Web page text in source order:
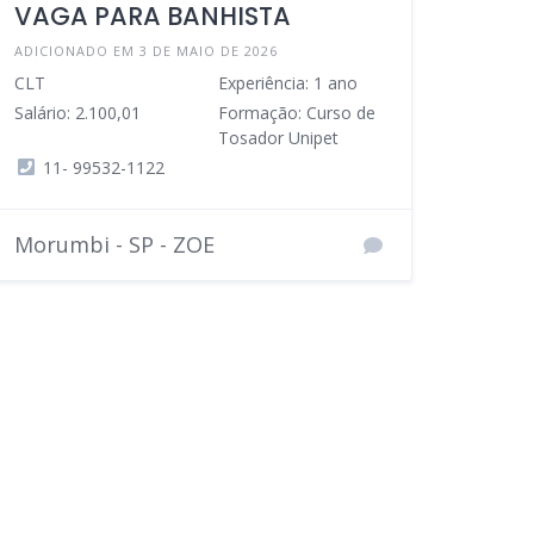
VAGA PARA BANHISTA
ADICIONADO EM 3 DE MAIO DE 2026
CLT
Experiência: 1 ano
Salário: 2.100,01
Formação: Curso de
Tosador Unipet
11- 99532-1122
Morumbi - SP - ZOE